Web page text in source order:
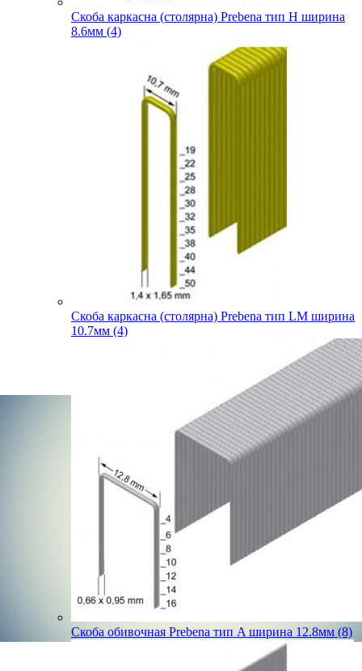
Скоба каркасна (столярна) Prebena тип H ширина
8.6мм (4)
Скоба каркасна (столярна) Prebena тип LM ширина
10.7мм (4)
Скоба обивочная Prebena тип A ширина 12.8мм (8)